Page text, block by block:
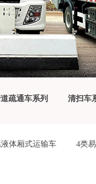
疏通车系列 清扫车
体厢式运输车 4类